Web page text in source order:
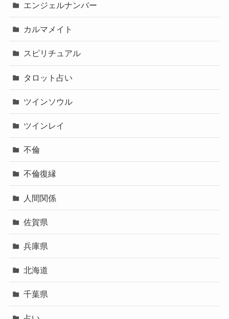
エンジェルナンバー
カルマメイト
スピリチュアル
タロット占い
ツインソウル
ツインレイ
不倫
不倫復縁
人間関係
佐賀県
兵庫県
北海道
千葉県